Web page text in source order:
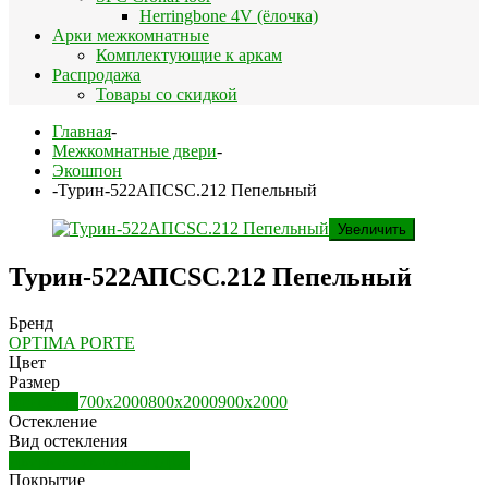
Herringbone 4V (ёлочка)
Арки межкомнатные
Комплектующие к аркам
Распродажа
Товары со скидкой
Главная-
Межкомнатные двери-
Экошпон
-Турин-522АПСSC.212 Пепельный
Увеличить
Турин-522АПСSC.212 Пепельный
Бренд
OPTIMA PORTE
Цвет
Размер
700х2000800х2000900х2000
Остекление
Вид остекления
Покрытие